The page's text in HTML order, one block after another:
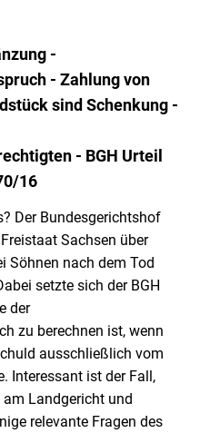
-
- Zahlung von
sind Schenkung -
- BGH Urteil
16
Der Bundesgerichtshof
Sachsen über
Söhnen nach dem Tod
setzte sich der BGH
der
zu berechnen ist, wenn
ausschließlich vom
Interessant ist der Fall,
Landgericht und
relevante Fragen des